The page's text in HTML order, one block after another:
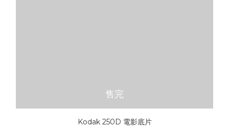
售完
Kodak 250D 電影底片